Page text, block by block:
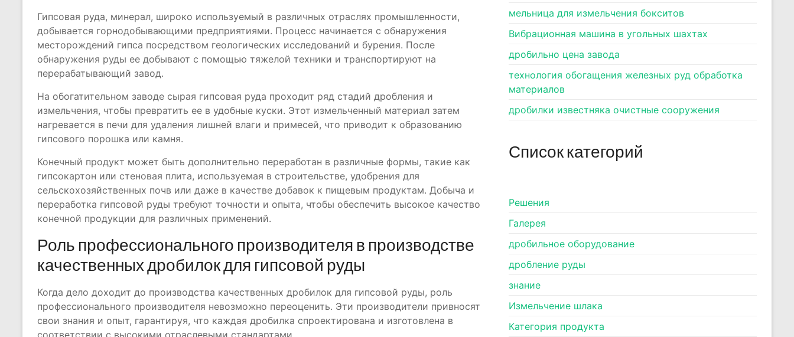
Гипсовая руда, минерал, широко используемый в различных отраслях промышленности,
добывается горнодобывающими предприятиями. Процесс начинается с обнаружения
месторождений гипса посредством геологических исследований и бурения. После
обнаружения руды ее добывают с помощью тяжелой техники и транспортируют на
перерабатывающий завод.
На обогатительном заводе сырая гипсовая руда проходит ряд стадий дробления и
измельчения, чтобы превратить ее в удобные куски. Этот измельченный материал затем
нагревается в печи для удаления лишней влаги и примесей, что приводит к образованию
гипсового порошка или камня.
Конечный продукт может быть дополнительно переработан в различные формы, такие как
гипсокартон или стеновая плита, используемая в строительстве, удобрения для
сельскохозяйственных почв или даже в качестве добавок к пищевым продуктам. Добыча и
переработка гипсовой руды требуют точности и опыта, чтобы обеспечить высокое качество
конечной продукции для различных применений.
Роль профессионального производителя в производстве
качественных дробилок для гипсовой руды
Когда дело доходит до производства качественных дробилок для гипсовой руды, роль
профессионального производителя невозможно переоценить. Эти производители привносят
свои знания и опыт, гарантируя, что каждая дробилка спроектирована и изготовлена в
соответствии с высокими отраслевыми стандартами.
мельница для измельчения бокситов
Вибрационная машина в угольных шахтах
дробильно цена завода
технология обогащения железных руд обработка
материалов
дробилки известняка очистные сооружения
Список категорий
Pешения
Галерея
дробильное оборудование
дробление руды
знание
Измельчение шлака
Категория продукта